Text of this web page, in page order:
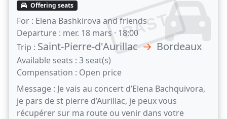
PAST
Offering seats
For : Elena Bashkirova and friends
Departure : mer. 18 mars · 18:00
Trip : Saint-Pierre-d'Aurillac → Bordeaux
Available seats : 3 seat(s)
Compensation : Open price
Message : Je vais au concert d’Elena Bachquivora,
je pars de st pierre d’Aurillac, je peux vous
récupérer sur ma route ou venir dans votre